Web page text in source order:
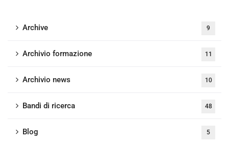
Archive 9
Archivio formazione 11
Archivio news 10
Bandi di ricerca 48
Blog 5